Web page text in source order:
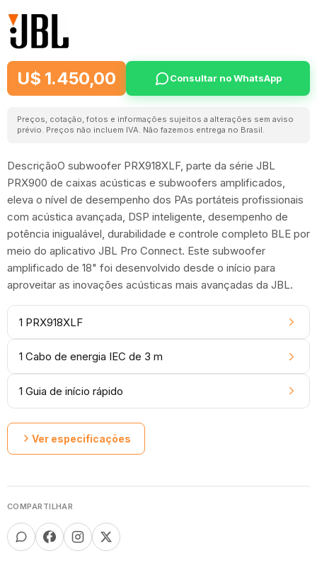
U$ 1.450,00 Consultar no WhatsApp
Preços, cotação, fotos e informações sujeitos a alterações sem aviso
prévio. Preços não incluem IVA. Não fazemos entrega no Brasil.
DescriçãoO subwoofer PRX918XLF, parte da série JBL
PRX900 de caixas acústicas e subwoofers amplificados,
eleva o nível de desempenho dos PAs portáteis profissionais
com acústica avançada, DSP inteligente, desempenho de
potência inigualável, durabilidade e controle completo BLE por
meio do aplicativo JBL Pro Connect. Este subwoofer
amplificado de 18" foi desenvolvido desde o início para
aproveitar as inovações acústicas mais avançadas da JBL.
1 PRX918XLF
1 Cabo de energia IEC de 3 m
1 Guia de início rápido
Ver especificações
COMPARTILHAR